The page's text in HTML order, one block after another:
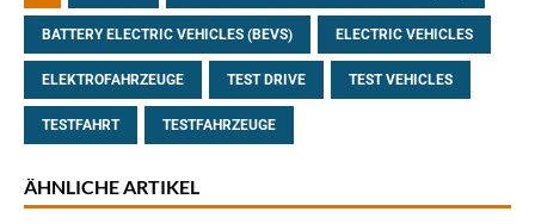
BATTERY ELECTRIC VEHICLES (BEVS) ELECTRIC VEHICLES
ELEKTROFAHRZEUGE TEST DRIVE TEST VEHICLES
TESTFAHRT TESTFAHRZEUGE
ÄHNLICHE ARTIKEL